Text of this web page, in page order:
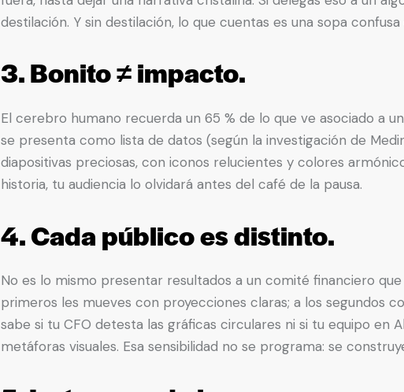
destilación. Y sin destilación, lo que cuentas es una sopa
3. Bonito ≠ impacto.
El cerebro humano recuerda un 65 % de lo que ve asociado a
se presenta como lista de datos (según la investigación de
diapositivas preciosas, con iconos relucientes y colores
historia, tu audiencia lo olvidará antes del café de la pausa.
4. Cada público es distinto.
No es lo mismo presentar resultados a un comité financiero
primeros les mueves con proyecciones claras; a los segundos
sabe si tu CFO detesta las gráficas circulares ni si tu equipo en
metáforas visuales. Esa sensibilidad no se programa: se